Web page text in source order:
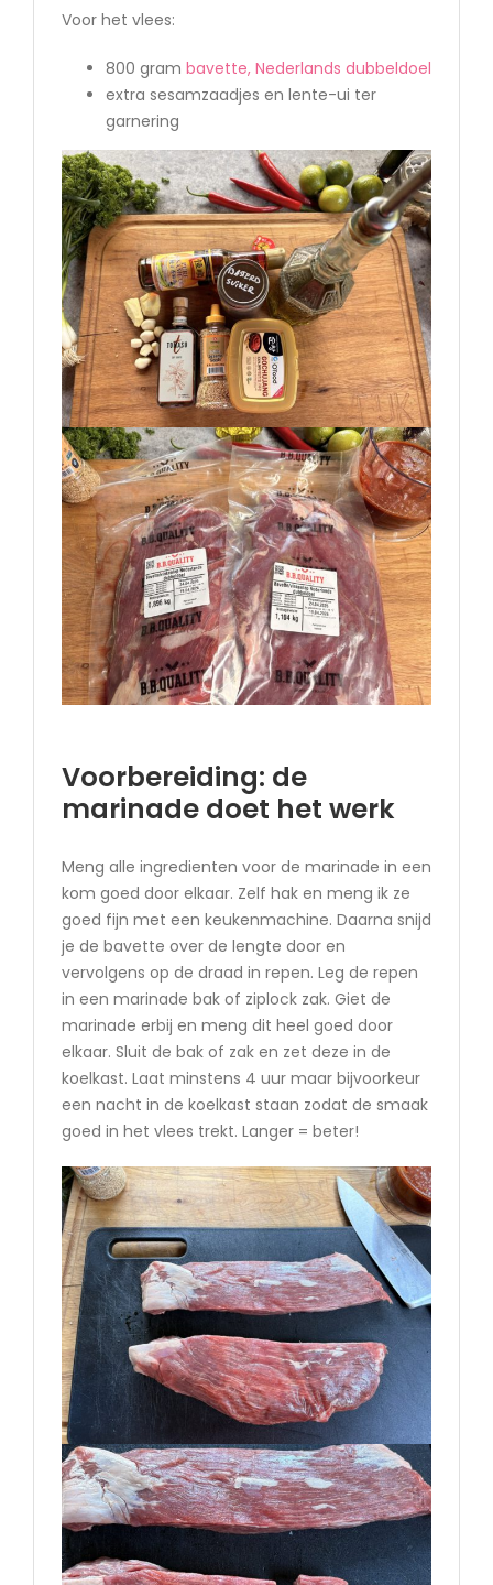
Voor het vlees:
800 gram bavette, Nederlands dubbeldoel
extra sesamzaadjes en lente-ui ter
garnering
Voorbereiding: de
marinade doet het werk
Meng alle ingredienten voor de marinade in een
kom goed door elkaar. Zelf hak en meng ik ze
goed fijn met een keukenmachine. Daarna snijd
je de bavette over de lengte door en
vervolgens op de draad in repen. Leg de repen
in een marinade bak of ziplock zak. Giet de
marinade erbij en meng dit heel goed door
elkaar. Sluit de bak of zak en zet deze in de
koelkast. Laat minstens 4 uur maar bijvoorkeur
een nacht in de koelkast staan zodat de smaak
goed in het vlees trekt. Langer = beter!